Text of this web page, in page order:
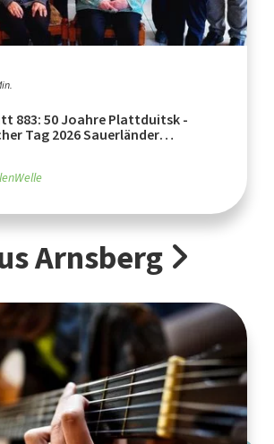
883: 50 Joahre Plattduitsk -
Tag 2026 Sauerländer
Arnsberg